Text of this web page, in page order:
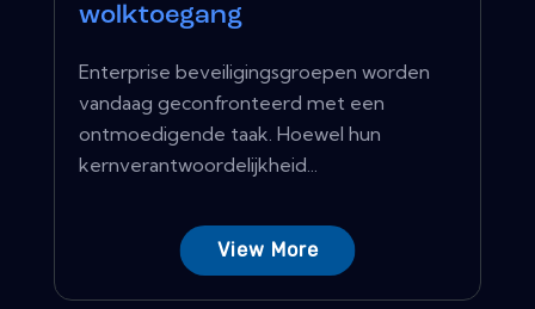
wolktoegang
Enterprise beveiligingsgroepen worden
vandaag geconfronteerd met een
ontmoedigende taak. Hoewel hun
kernverantwoordelijkheid...
View More